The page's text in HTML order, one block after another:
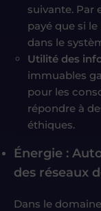
suivante. Par
payé que si
dans le
Utilité des
immuables
pour les
répondre à
éthiques.
Énergie :
des réseaux
Dans le